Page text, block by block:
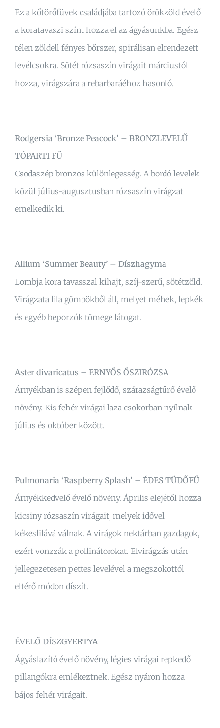
Ez a kőtörőfüvek családjába tartozó örökzöld évelő
a koratavaszi színt hozza el az ágyásunkba. Egész
télen zöldell fényes bőrszer, spirálisan elrendezett
levélcsokra. Sötét rózsaszín virágait márciustól
hozza, virágszára a rebarbaráéhoz hasonló.
Rodgersia ‘Bronze Peacock’ – BRONZLEVELŰ
TÓPARTI FŰ
Csodaszép bronzos különlegesség. A bordó levelek
közül július-augusztusban rózsaszín virágzat
emelkedik ki.
Allium ‘Summer Beauty’ – Díszhagyma
Lombja kora tavasszal kihajt, szíj-szerű, sötétzöld.
Virágzata lila gömbökből áll, melyet méhek, lepkék
és egyéb beporzók tömege látogat.
Aster divaricatus – ERNYŐS ŐSZIRÓZSA
Árnyékban is szépen fejlődő, szárazságtűrő évelő
növény. Kis fehér virágai laza csokorban nyílnak
július és október között.
Pulmonaria ‘Raspberry Splash’ – ÉDES TÜDŐFŰ
Árnyékkedvelő évelő növény. Április elejétől hozza
kicsiny rózsaszín virágait, melyek idővel
kékeslilává válnak. A virágok nektárban gazdagok,
ezért vonzzák a pollinátorokat. Elvirágzás után
jellegezetesen pettes levelével a megszokottól
eltérő módon díszít.
ÉVELŐ DÍSZGYERTYA
Ágyáslazító évelő növény, légies virágai repkedő
pillangókra emlékeztnek. Egész nyáron hozza
bájos fehér virágait.